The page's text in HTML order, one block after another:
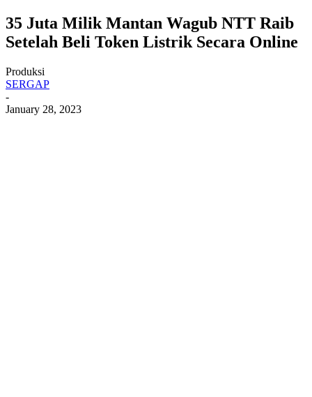
35 Juta Milik Mantan Wagub NTT Raib
Setelah Beli Token Listrik Secara Online
Produksi
SERGAP
-
January 28, 2023